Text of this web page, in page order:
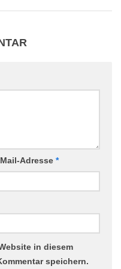
Adresse *
in diesem
speichern.